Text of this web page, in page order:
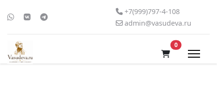
+7(999)797-4-108
admin@vasudeva.ru
0В корзину